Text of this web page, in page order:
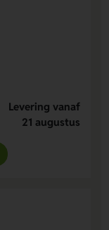
Levering vanaf
21 augustus